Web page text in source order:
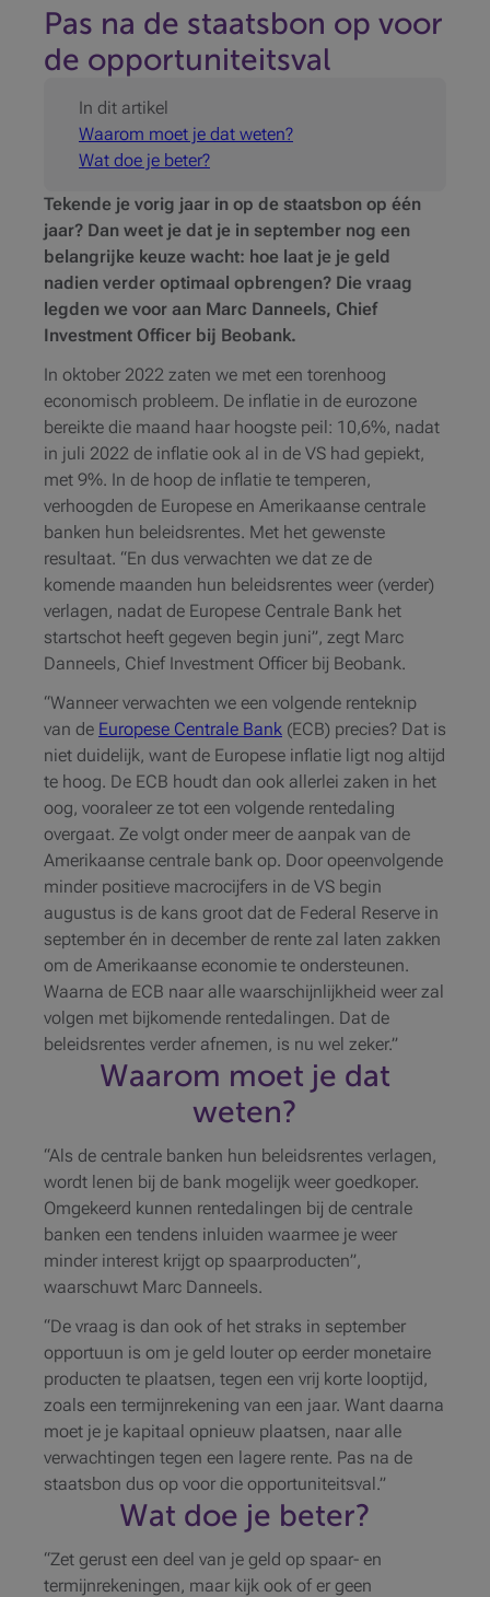
Pas na de staatsbon op voor
de opportuniteitsval
In dit artikel
Waarom moet je dat weten?
Wat doe je beter?
Tekende je vorig jaar in op de staatsbon op één
jaar? Dan weet je dat je in september nog een
belangrijke keuze wacht: hoe laat je je geld
nadien verder optimaal opbrengen? Die vraag
legden we voor aan Marc Danneels, Chief
Investment Officer bij Beobank.
In oktober 2022 zaten we met een torenhoog
economisch probleem. De inflatie in de eurozone
bereikte die maand haar hoogste peil: 10,6%, nadat
in juli 2022 de inflatie ook al in de VS had gepiekt,
met 9%. In de hoop de inflatie te temperen,
verhoogden de Europese en Amerikaanse centrale
banken hun beleidsrentes. Met het gewenste
resultaat. “En dus verwachten we dat ze de
komende maanden hun beleidsrentes weer (verder)
verlagen, nadat de Europese Centrale Bank het
startschot heeft gegeven begin juni”, zegt Marc
Danneels, Chief Investment Officer bij Beobank.
“Wanneer verwachten we een volgende renteknip
van de Europese Centrale Bank (ECB) precies? Dat is
niet duidelijk, want de Europese inflatie ligt nog altijd
te hoog. De ECB houdt dan ook allerlei zaken in het
oog, vooraleer ze tot een volgende rentedaling
overgaat. Ze volgt onder meer de aanpak van de
Amerikaanse centrale bank op. Door opeenvolgende
minder positieve macrocijfers in de VS begin
augustus is de kans groot dat de Federal Reserve in
september én in december de rente zal laten zakken
om de Amerikaanse economie te ondersteunen.
Waarna de ECB naar alle waarschijnlijkheid weer zal
volgen met bijkomende rentedalingen. Dat de
beleidsrentes verder afnemen, is nu wel zeker.”
Waarom moet je dat
weten?
“Als de centrale banken hun beleidsrentes verlagen,
wordt lenen bij de bank mogelijk weer goedkoper.
Omgekeerd kunnen rentedalingen bij de centrale
banken een tendens inluiden waarmee je weer
minder interest krijgt op spaarproducten”,
waarschuwt Marc Danneels.
“De vraag is dan ook of het straks in september
opportuun is om je geld louter op eerder monetaire
producten te plaatsen, tegen een vrij korte looptijd,
zoals een termijnrekening van een jaar. Want daarna
moet je je kapitaal opnieuw plaatsen, naar alle
verwachtingen tegen een lagere rente. Pas na de
staatsbon dus op voor die opportuniteitsval.”
Wat doe je beter?
“Zet gerust een deel van je geld op spaar- en
termijnrekeningen, maar kijk ook of er geen